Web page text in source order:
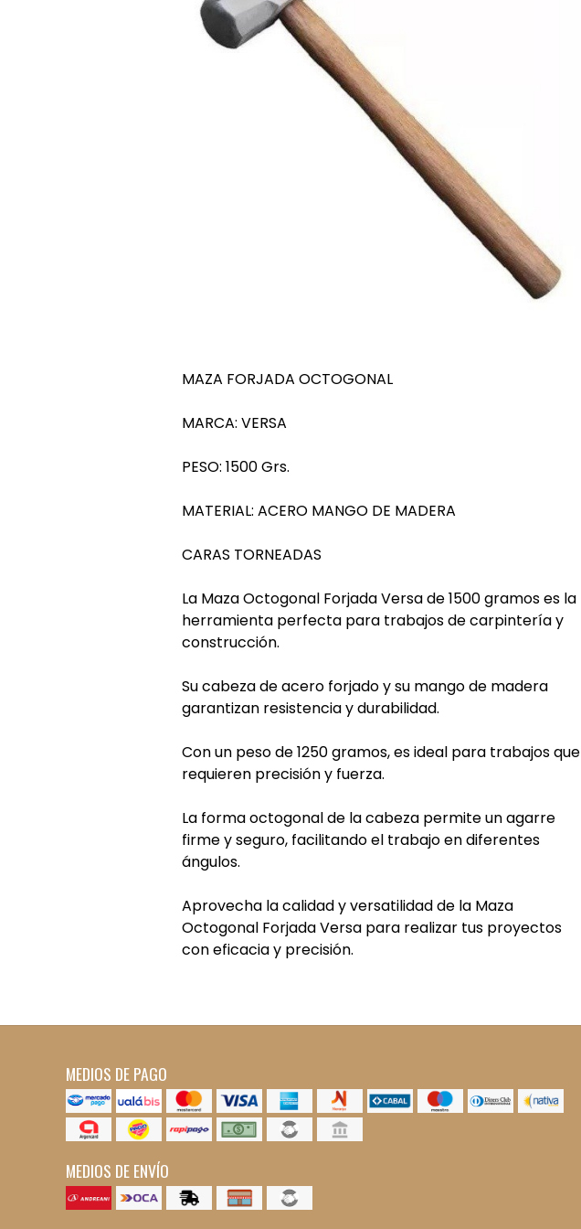
MAZA FORJADA OCTOGONAL
MARCA: VERSA
PESO: 1500 Grs.
MATERIAL: ACERO MANGO DE MADERA
CARAS TORNEADAS
La Maza Octogonal Forjada Versa de 1500 gramos es la
herramienta perfecta para trabajos de carpintería y
construcción.
Su cabeza de acero forjado y su mango de madera
garantizan resistencia y durabilidad.
Con un peso de 1250 gramos, es ideal para trabajos que
requieren precisión y fuerza.
La forma octogonal de la cabeza permite un agarre
firme y seguro, facilitando el trabajo en diferentes
ángulos.
Aprovecha la calidad y versatilidad de la Maza
Octogonal Forjada Versa para realizar tus proyectos
con eficacia y precisión.
MEDIOS DE PAGO
MEDIOS DE ENVÍO